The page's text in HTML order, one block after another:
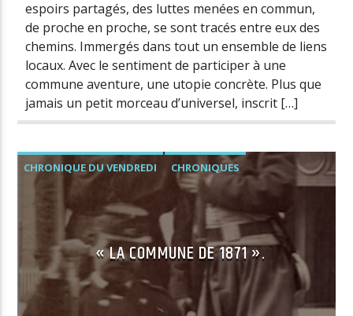
espoirs partagés, des luttes menées en commun,
de proche en proche, se sont tracés entre eux des
chemins. Immergés dans tout un ensemble de liens
locaux. Avec le sentiment de participer à une
commune aventure, une utopie concrète. Plus que
jamais un petit morceau d’universel, inscrit […]
CHRONIQUE DU VENDREDI CHRONIQUES
« LA COMMUNE DE 1871 ».